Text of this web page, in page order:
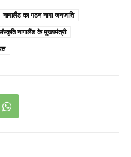
er ar
e
नागालैंड का गठन नागा जनजाति
नागालैंड के मुख्यमंत्री